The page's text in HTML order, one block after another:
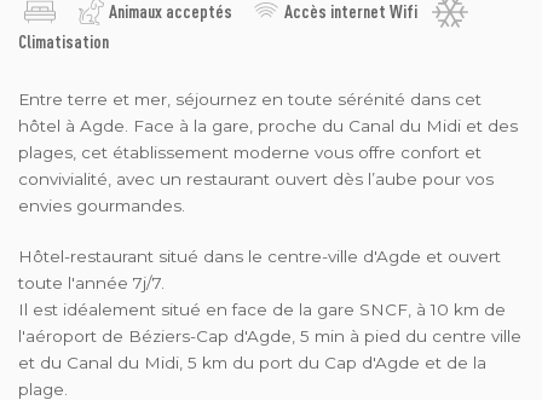
Animaux acceptés
Accès internet Wifi
Climatisation
Entre terre et mer, séjournez en toute sérénité dans cet
hôtel à Agde. Face à la gare, proche du Canal du Midi et des
plages, cet établissement moderne vous offre confort et
convivialité, avec un restaurant ouvert dès l’aube pour vos
envies gourmandes.
Hôtel-restaurant situé dans le centre-ville d'Agde et ouvert
toute l'année 7j/7.
Il est idéalement situé en face de la gare SNCF, à 10 km de
l'aéroport de Béziers-Cap d'Agde, 5 min à pied du centre ville
et du Canal du Midi, 5 km du port du Cap d'Agde et de la
plage.